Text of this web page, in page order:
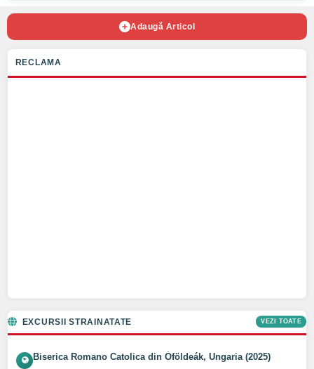
Adaugă Articol
RECLAMA
EXCURSII STRAINATATE VEZI TOATE
Biserica Romano Catolica din Óföldeák, Ungaria (2025)